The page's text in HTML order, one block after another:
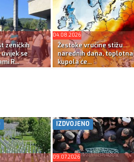
zeničkih
se
R...
04.08.2026
Žestoke vrućine stižu
narednih dana, toplotna
kupola će...
IZDVOJENO
09.07.2026